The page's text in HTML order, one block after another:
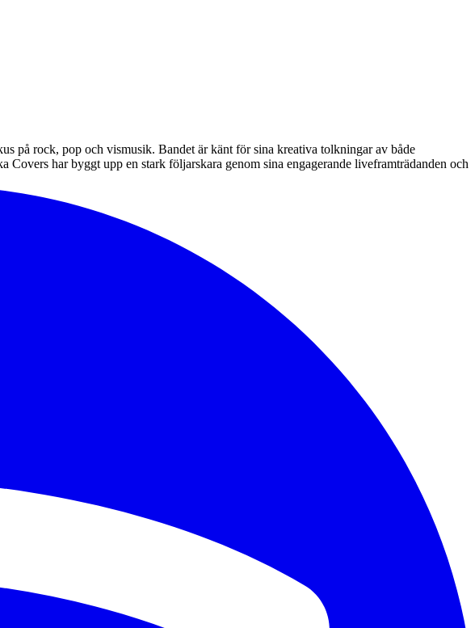
på rock, pop och vismusik. Bandet är känt för sina kreativa tolkningar av både
har byggt upp en stark följarskara genom sina engagerande liveframträdanden och